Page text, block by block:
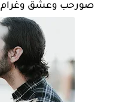
صورحب وعشق وغرام 2019 مكتوب عليها احلى كلام حب